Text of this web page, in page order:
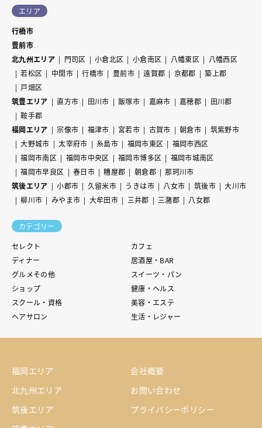
エリア
行橋市
豊前市
北九州エリア
門司区 小倉北区 小倉南区 八幡東区
八幡西区
若松区
中間市 行橋市 豊前市 遠賀郡 京都郡
築上郡
戸畑区
筑豊エリア
直方市 田川市 飯塚市 嘉麻市 嘉穂郡
田川郡
鞍手郡
福岡エリア
宗像市 福津市 宮若市 古賀市 朝倉市
筑紫野市
大野城市
太宰府市 糸島市 福岡市東区
福岡市西区
福岡市南区
福岡市中央区 福岡市博多区
福岡市城南区
福岡市早良区
春日市 糟屋郡 朝倉郡
那珂川市
筑後エリア
小郡市 久留米市 うきは市 八女市 筑後市
大川市
柳川市
みやま市 大牟田市 三井郡 三潴郡 八女郡
カテゴリー
セレクト
カフェ
ディナー
居酒屋・BAR
グルメその他
スイーツ・パン
ショップ
健康・ヘルス
スクール・資格
美容・エステ
ヘアサロン
生活・レジャー
福岡エリア
北九州エリア
筑後エリア
会社概要
お問い合わせ
プライバシーポリシー